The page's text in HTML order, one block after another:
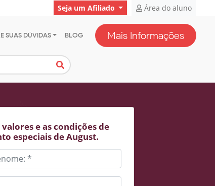
Seja um Afiliado Área do aluno
SUAS DÚVIDAS BLOG Mais Informações
valores e as condições de
especiais de August.